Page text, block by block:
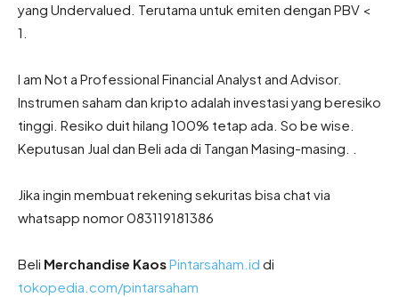
yang Undervalued. Terutama untuk emiten dengan PBV <
1.
I am Not a Professional Financial Analyst and Advisor.
Instrumen saham dan kripto adalah investasi yang beresiko
tinggi. Resiko duit hilang 100% tetap ada. So be wise.
Keputusan Jual dan Beli ada di Tangan Masing-masing. .
Jika ingin membuat rekening sekuritas bisa chat via
whatsapp nomor 083119181386
Beli Merchandise KaosPintarsaham.id di
tokopedia.com/pintarsaham